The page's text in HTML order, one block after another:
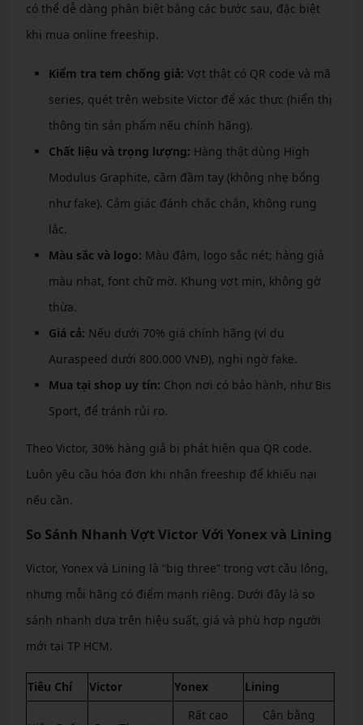
có thể dễ dàng phân biệt bằng các bước sau, đặc biệt
khi mua online freeship.
Kiểm tra tem chống giả: Vợt thật có QR code và mã
series, quét trên website Victor để xác thực (hiển thị
thông tin sản phẩm nếu chính hãng).
Chất liệu và trọng lượng: Hàng thật dùng High
Modulus Graphite, cầm đầm tay (không nhẹ bổng
như fake). Cảm giác đánh chắc chắn, không rung
lắc.
Màu sắc và logo: Màu đậm, logo sắc nét; hàng giả
màu nhạt, font chữ mờ. Khung vợt mịn, không gờ
thừa.
Giá cả: Nếu dưới 70% giá chính hãng (ví dụ
Auraspeed dưới 800.000 VNĐ), nghi ngờ fake.
Mua tại shop uy tín: Chọn nơi có bảo hành, như Bis
Sport, để tránh rủi ro.
Theo Victor, 30% hàng giả bị phát hiện qua QR code.
Luôn yêu cầu hóa đơn khi nhận freeship để khiếu nại
nếu cần.
So Sánh Nhanh Vợt Victor Với Yonex và Lining
Victor, Yonex và Lining là “big three” trong vợt cầu lông,
nhưng mỗi hãng có điểm mạnh riêng. Dưới đây là so
sánh nhanh dựa trên hiệu suất, giá và phù hợp người
mới tại TP HCM.
Tiêu Chí Victor Yonex Lining
Rất cao Cân bằng